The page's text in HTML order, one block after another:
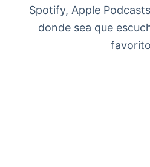
Spotify, Apple
donde sea que